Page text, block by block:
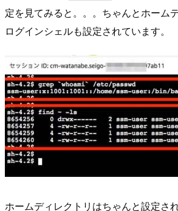
定を見てみると。。。ちゃんとホーム
ログインシェルも設定されています。
ホームディレクトリはちゃんと設定さ